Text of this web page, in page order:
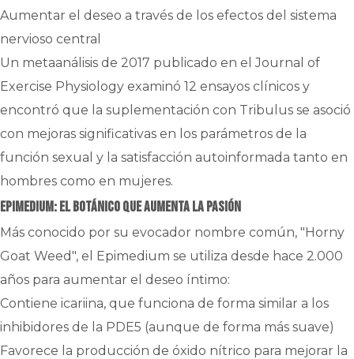
Aumentar el deseo a través de los efectos del sistema
nervioso central
Un metaanálisis de 2017 publicado en el Journal of
Exercise Physiology examinó 12 ensayos clínicos y
encontró que la suplementación con Tribulus se asoció
con mejoras significativas en los parámetros de la
función sexual y la satisfacción autoinformada tanto en
hombres como en mujeres.
Epimedium: El botánico que aumenta la pasión
Más conocido por su evocador nombre común, "Horny
Goat Weed", el Epimedium se utiliza desde hace 2.000
años para aumentar el deseo íntimo:
Contiene icariina, que funciona de forma similar a los
inhibidores de la PDE5 (aunque de forma más suave)
Favorece la producción de óxido nítrico para mejorar la